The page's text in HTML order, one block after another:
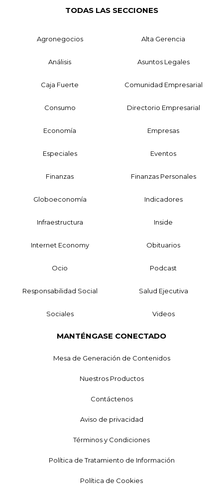
TODAS LAS SECCIONES
Agronegocios Alta Gerencia
Análisis Asuntos Legales
Caja Fuerte Comunidad Empresarial
Consumo Directorio Empresarial
Economía Empresas
Especiales Eventos
Finanzas Finanzas Personales
Globoeconomía Indicadores
Infraestructura Inside
Internet Economy Obituarios
Ocio Podcast
Responsabilidad Social Salud Ejecutiva
Sociales Videos
MANTÉNGASE CONECTADO
Mesa de Generación de Contenidos
Nuestros Productos
Contáctenos
Aviso de privacidad
Términos y Condiciones
Política de Tratamiento de Información
Política de Cookies